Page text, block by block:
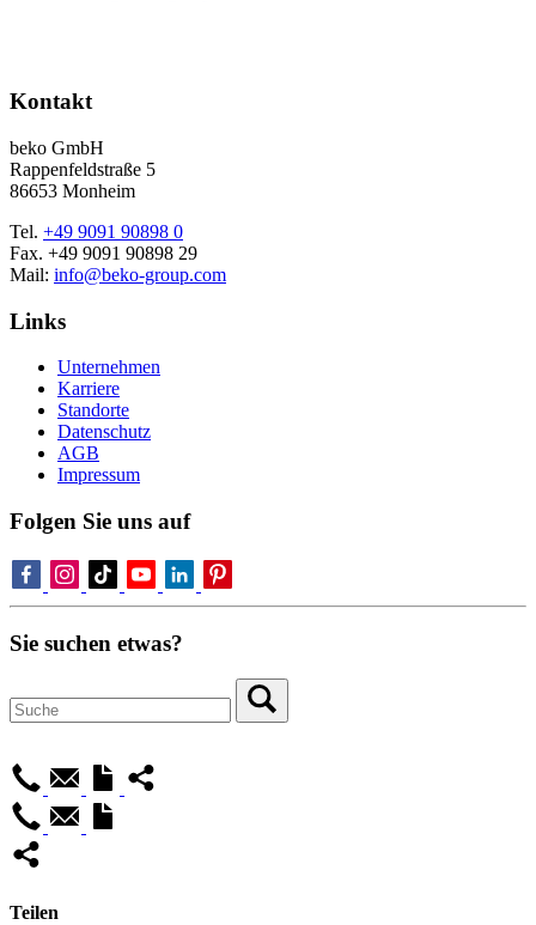
Kontakt
beko GmbH
Rappenfeldstraße 5
86653 Monheim
Tel. +49 9091 90898 0
Fax. +49 9091 90898 29
Mail: info@beko-group.com
Links
Unternehmen
Karriere
Standorte
Datenschutz
AGB
Impressum
Folgen Sie uns auf
Sie suchen etwas?
Teilen